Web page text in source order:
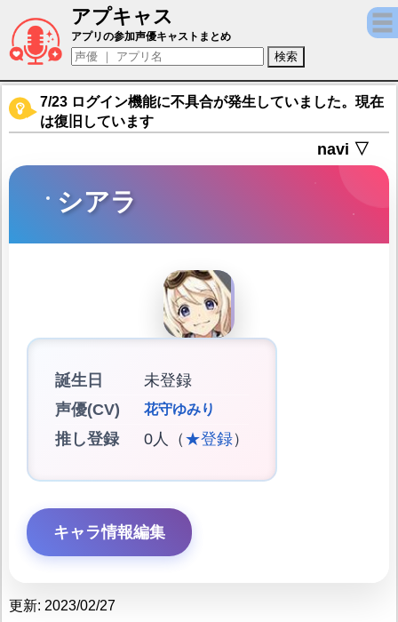
アプキャス
シアラ（声優：花守ゆみり)【荒野のコトブ
アプリの参加声優キャストまとめ
7/23 ログイン機能に不具合が発生していました。現在
は復旧しています
navi ▽
シアラ
誕生日
未登録
声優(CV)
花守ゆみり
推し登録 0人（ ★登録）
キャラ情報編集
更新: 2023/02/27